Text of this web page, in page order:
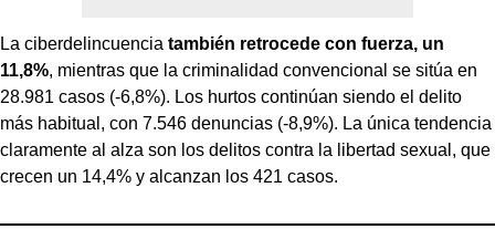
La ciberdelincuencia también retrocede con fuerza, un
11,8%, mientras que la criminalidad convencional se sitúa en
28.981 casos (-6,8%). Los hurtos continúan siendo el delito
más habitual, con 7.546 denuncias (-8,9%). La única tendencia
claramente al alza son los delitos contra la libertad sexual, que
crecen un 14,4% y alcanzan los 421 casos.